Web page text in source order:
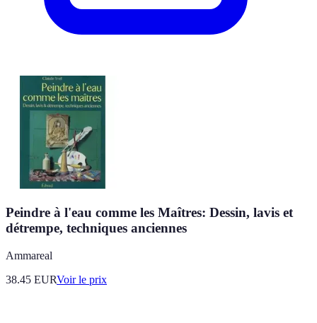
Peindre à l'eau comme les Maîtres: Dessin, lavis et
détrempe, techniques anciennes
Ammareal
38.45 EURVoir le prix